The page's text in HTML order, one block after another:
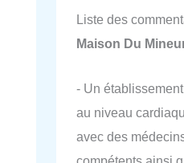
Liste des
Maison Du
- Un
au niveau
avec des